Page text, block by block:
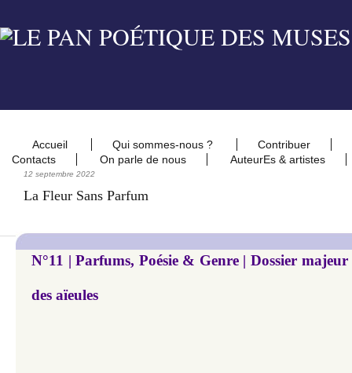
Accueil Qui sommes-nous ?
Contribuer
Contacts
On parle de nous AuteurEs & artistes
12 septembre 2022
La Fleur Sans Parfum
N°11 | Parfums, Poésie & Genre | Dossier
des aïeules